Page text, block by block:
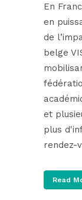
En
en
de
belge
et
plus
rendez-
Read